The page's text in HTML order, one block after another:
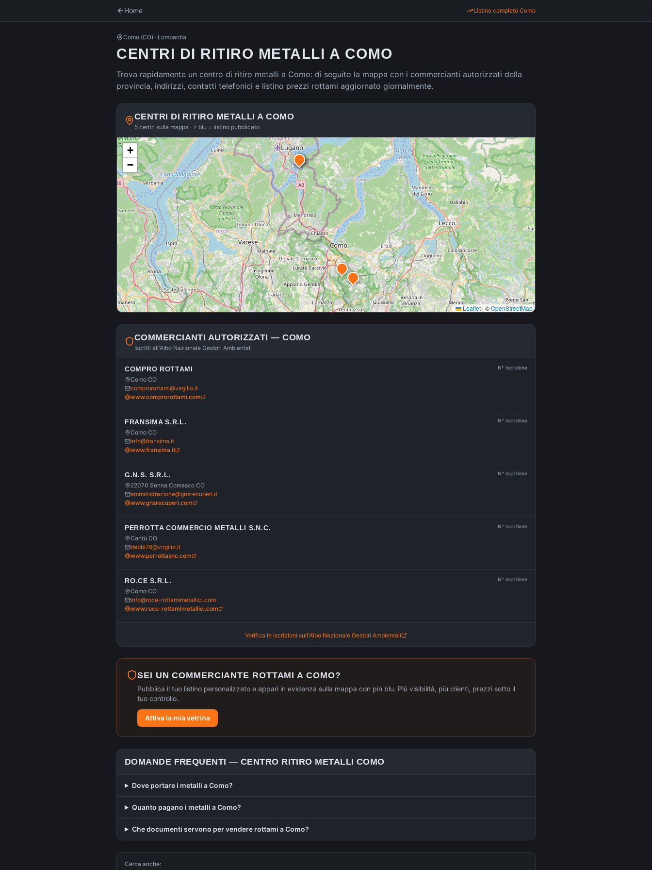
Home Listino completo Como
Como (CO) · Lombardia
CENTRI DI RITIRO METALLI A COMO
Trova rapidamente un centro di ritiro metalli a Como: di seguito la mappa con i commercianti autorizzati della
provincia, indirizzi, contatti telefonici e listino prezzi rottami aggiornato giornalmente.
CENTRI DI RITIRO METALLI ACOMO
5 centri sulla mappa · ⚡ blu = listino pubblicato
+
−
Leaflet | ©OpenStreetMap
COMMERCIANTI AUTORIZZATI —COMO
Iscritti all'Albo Nazionale Gestori Ambientali
COMPRO ROTTAMI
Como CO
comprorottami@virgilio.it
www.comprorottami.com
N° Iscrizione
FRANSIMA S.R.L.
Como CO
info@fransima.it
www.fransima.it
N° Iscrizione
G.N.S. S.R.L.
22070 Senna Comasco CO
amministrazione@gnsrecuperi.it
www.gnsrecuperi.com
N° Iscrizione
PERROTTA COMMERCIO METALLI S.N.C.
Cantù CO
debbi76@virgilio.it
www.perrottasnc.com
N° Iscrizione
RO.CE S.R.L.
Como CO
info@roce-rottamimetallici.com
www.roce-rottamimetallici.com
N° Iscrizione
Verifica le iscrizioni sull'Albo Nazionale Gestori Ambientali
SEI UN COMMERCIANTE ROTTAMI A COMO?
Pubblica il tuo listino personalizzato e appari in evidenza sulla mappa con pin blu. Più visibilità, più clienti, prezzi sotto il
tuo controllo.
Attiva la mia vetrina
DOMANDE FREQUENTI — CENTRO RITIRO METALLI COMO
Dove portare i metalli a Como?
Quanto pagano i metalli a Como?
Che documenti servono per vendere rottami a Como?
Cerca anche: